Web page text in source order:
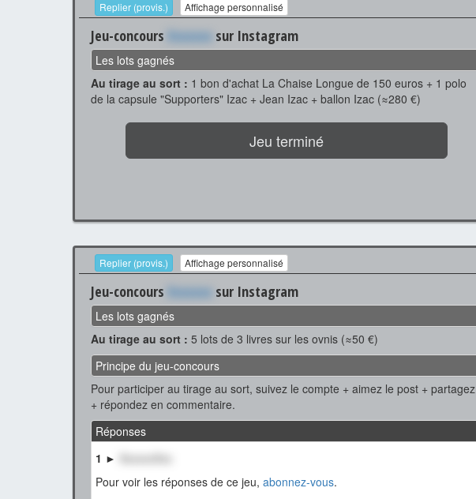
Replier (provis.) Affichage personnalisé
Jeu-concours Xxxxxxx sur Instagram
Les lots gagnés
Au tirage au sort : 1 bon d'achat La Chaise Longue de 150 euros + 1 polo
de la capsule "Supporters" Izac + Jean Izac + ballon Izac (≈280 €)
Jeu terminé
Replier (provis.) Affichage personnalisé
Jeu-concours Xxxxxxx sur Instagram
Les lots gagnés
Au tirage au sort : 5 lots de 3 livres sur les ovnis (≈50 €)
Principe du jeu-concours
Pour participer au tirage au sort, suivez le compte + aimez le post + partagez
+ répondez en commentaire.
Réponses
1 ►
XxxxxxXxx
Pour voir les réponses de ce jeu, abonnez-vous.